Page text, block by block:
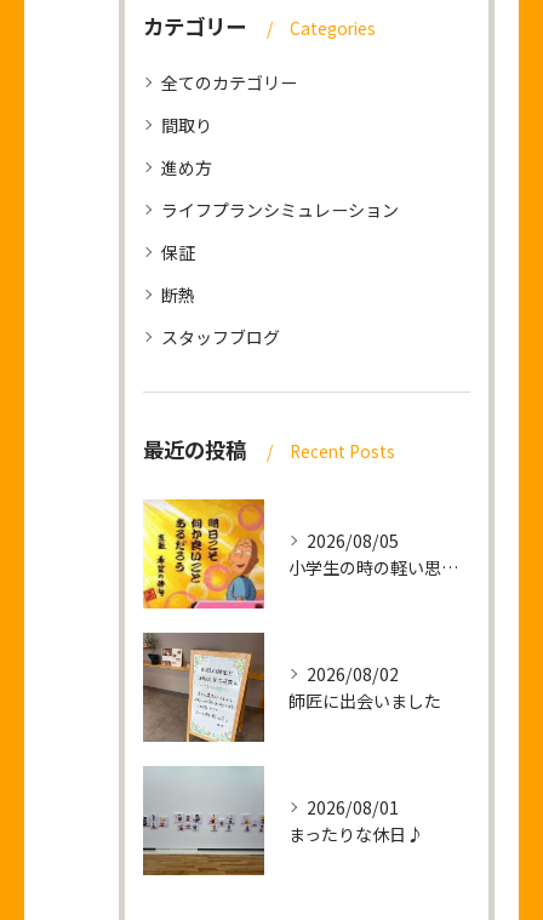
カテゴリー Categories
全てのカテゴリー
間取り
進め方
ライフプランシミュレーション
保証
断熱
スタッフブログ
最近の投稿 Recent Posts
2026/08/05
小学生の時の軽い思い出話し
2026/08/02
師匠に出会いました
2026/08/01
まったりな休日♪